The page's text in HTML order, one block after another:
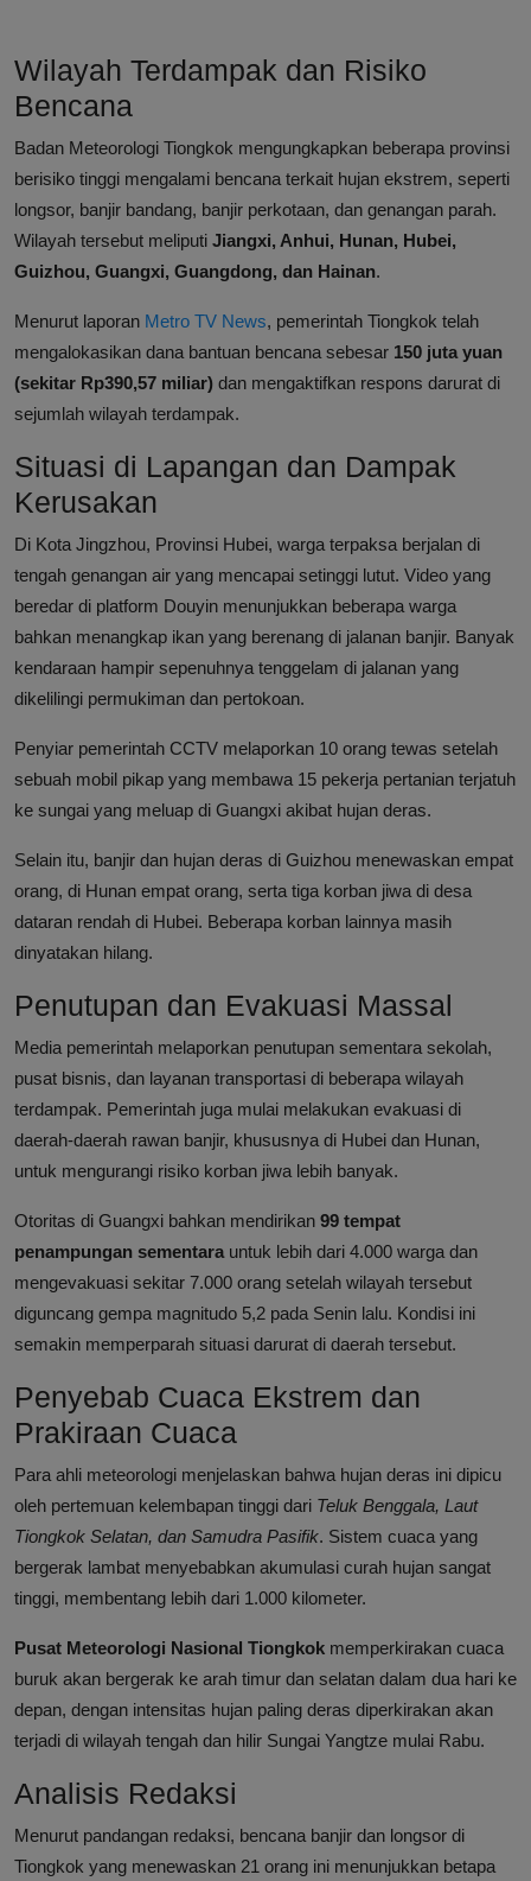
Wilayah Terdampak dan Risiko
Bencana
Badan Meteorologi Tiongkok mengungkapkan beberapa provinsi
berisiko tinggi mengalami bencana terkait hujan ekstrem, seperti
longsor, banjir bandang, banjir perkotaan, dan genangan parah.
Wilayah tersebut meliputi Jiangxi, Anhui, Hunan, Hubei,
Guizhou, Guangxi, Guangdong, dan Hainan.
Menurut laporan Metro TV News, pemerintah Tiongkok telah
mengalokasikan dana bantuan bencana sebesar 150 juta yuan
(sekitar Rp390,57 miliar) dan mengaktifkan respons darurat di
sejumlah wilayah terdampak.
Situasi di Lapangan dan Dampak
Kerusakan
Di Kota Jingzhou, Provinsi Hubei, warga terpaksa berjalan di
tengah genangan air yang mencapai setinggi lutut. Video yang
beredar di platform Douyin menunjukkan beberapa warga
bahkan menangkap ikan yang berenang di jalanan banjir. Banyak
kendaraan hampir sepenuhnya tenggelam di jalanan yang
dikelilingi permukiman dan pertokoan.
Penyiar pemerintah CCTV melaporkan 10 orang tewas setelah
sebuah mobil pikap yang membawa 15 pekerja pertanian terjatuh
ke sungai yang meluap di Guangxi akibat hujan deras.
Selain itu, banjir dan hujan deras di Guizhou menewaskan empat
orang, di Hunan empat orang, serta tiga korban jiwa di desa
dataran rendah di Hubei. Beberapa korban lainnya masih
dinyatakan hilang.
Penutupan dan Evakuasi Massal
Media pemerintah melaporkan penutupan sementara sekolah,
pusat bisnis, dan layanan transportasi di beberapa wilayah
terdampak. Pemerintah juga mulai melakukan evakuasi di
daerah-daerah rawan banjir, khususnya di Hubei dan Hunan,
untuk mengurangi risiko korban jiwa lebih banyak.
Otoritas di Guangxi bahkan mendirikan 99 tempat
penampungan sementara untuk lebih dari 4.000 warga dan
mengevakuasi sekitar 7.000 orang setelah wilayah tersebut
diguncang gempa magnitudo 5,2 pada Senin lalu. Kondisi ini
semakin memperparah situasi darurat di daerah tersebut.
Penyebab Cuaca Ekstrem dan
Prakiraan Cuaca
Para ahli meteorologi menjelaskan bahwa hujan deras ini dipicu
oleh pertemuan kelembapan tinggi dari Teluk Benggala, Laut
Tiongkok Selatan, dan Samudra Pasifik. Sistem cuaca yang
bergerak lambat menyebabkan akumulasi curah hujan sangat
tinggi, membentang lebih dari 1.000 kilometer.
Pusat Meteorologi Nasional Tiongkok memperkirakan cuaca
buruk akan bergerak ke arah timur dan selatan dalam dua hari ke
depan, dengan intensitas hujan paling deras diperkirakan akan
terjadi di wilayah tengah dan hilir Sungai Yangtze mulai Rabu.
Analisis Redaksi
Menurut pandangan redaksi, bencana banjir dan longsor di
Tiongkok yang menewaskan 21 orang ini menunjukkan betapa